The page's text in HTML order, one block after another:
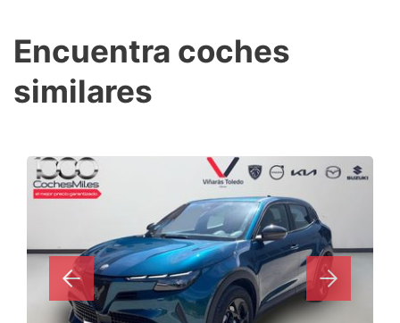
Encuentra coches
similares